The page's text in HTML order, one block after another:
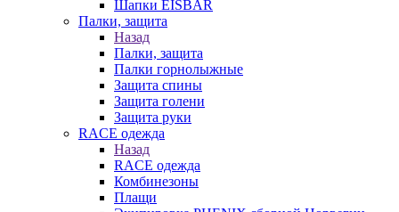
Шапки EISBAR
Палки, защита
Назад
Палки, защита
Палки горнолыжные
Защита спины
Защита голени
Защита руки
RACE одежда
Назад
RACE одежда
Комбинезоны
Плащи